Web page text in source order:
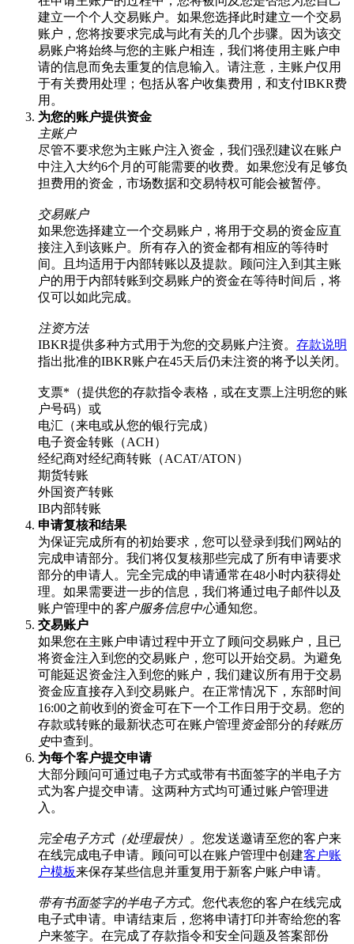
建立一个个人交易账户。如果您选择此时建立一个交易
账户，您将按要求完成与此有关的几个步骤。因为该交
易账户将始终与您的主账户相连，我们将使用主账户申
请的信息而免去重复的信息输入。请注意，主账户仅用
于有关费用处理；包括从客户收集费用，和支付IBKR费
用。
为您的账户提供资金
主账户
尽管不要求您为主账户注入资金，我们强烈建议在账户
中注入大约6个月的可能需要的收费。如果您没有足够负
担费用的资金，市场数据和交易特权可能会被暂停。
交易账户
如果您选择建立一个交易账户，将用于交易的资金应直
接注入到该账户。所有存入的资金都有相应的等待时
间。且均适用于内部转账以及提款。顾问注入到其主账
户的用于内部转账到交易账户的资金在等待时间后，将
仅可以如此完成。
注资方法
IBKR提供多种方式用于为您的交易账户注资。 存款说明
指出批准的IBKR账户在45天后仍未注资的将予以关闭。
支票*（提供您的存款指令表格，或在支票上注明您的账
户号码）或
电汇（来电或从您的银行完成）
电子资金转账（ACH）
经纪商对经纪商转账（ACAT/ATON）
期货转账
外国资产转账
IB内部转账
申请复核和结果
为保证完成所有的初始要求，您可以登录到我们网站的
完成申请部分。我们将仅复核那些完成了所有申请要求
部分的申请人。完全完成的申请通常在48小时内获得处
理。如果需要进一步的信息，我们将通过电子邮件以及
账户管理中的客户服务信息中心通知您。
交易账户
如果您在主账户申请过程中开立了顾问交易账户，且已
将资金注入到您的交易账户，您可以开始交易。为避免
可能延迟资金注入到您的账户，我们建议所有用于交易
资金应直接存入到交易账户。在正常情况下，东部时间
16:00之前收到的资金可在下一个工作日用于交易。您的
存款或转账的最新状态可在账户管理资金部分的转账历
史中查到。
为每个客户提交申请
大部分顾问可通过电子方式或带有书面签字的半电子方
式为客户提交申请。这两种方式均可通过账户管理进
入。
完全电子方式（处理最快）。 您发送邀请至您的客户来
在线完成电子申请。顾问可以在账户管理中创建客户账
户模板来保存某些信息并重复用于新客户账户申请。
带有书面签字的半电子方式。 您代表您的客户在线完成
电子式申请。申请结束后，您将申请打印并寄给您的客
户来签字。在完成了存款指令和安全问题及答案部份